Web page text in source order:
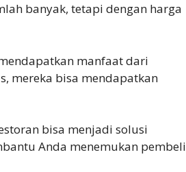
banyak, tetapi dengan harga
manfaat dari
mereka bisa mendapatkan
bisa menjadi solusi
Anda menemukan pembeli